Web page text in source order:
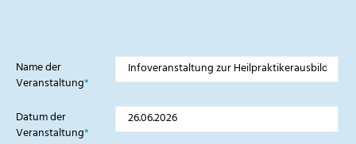
Pflichtfeld
Name der
Veranstaltung*
Pflichtfeld
Datum der
Veranstaltung*